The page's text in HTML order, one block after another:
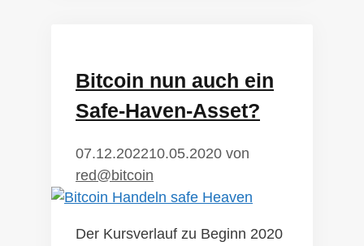
Bitcoin nun auch ein
Safe-Haven-Asset?
07.12.202210.05.2020 von
red@bitcoin
Der Kursverlauf zu Beginn 2020